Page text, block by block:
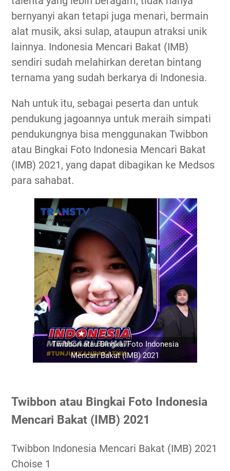
bernyanyi akan tetapi juga menari, bermain
alat musik, aksi sulap, ataupun atraksi unik
lainnya. Indonesia Mencari Bakat (IMB)
sendiri sudah melahirkan deretan bintang
ternama yang sudah berkarya di Indonesia.
Nah untuk itu, sebagai peserta dan untuk
pendukung jagoannya untuk meraih simpati
pendukungnya bisa menggunakan Twibbon
atau Bingkai Foto Indonesia Mencari Bakat
(IMB) 2021, yang dapat dibagikan ke Medsos
para sahabat.
Twibbon atau Bingkai Foto Indonesia
Mencari Bakat (IMB) 2021
Twibbon atau Bingkai Foto Indonesia
Mencari Bakat (IMB) 2021
Twibbon Indonesia Mencari Bakat (IMB) 2021
Choise 1